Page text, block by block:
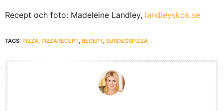
Recept och foto: Madeleine Landley, landleyskok.se
TAGS: PIZZA, PIZZARECEPT, RECEPT, SURDEGSPIZZA